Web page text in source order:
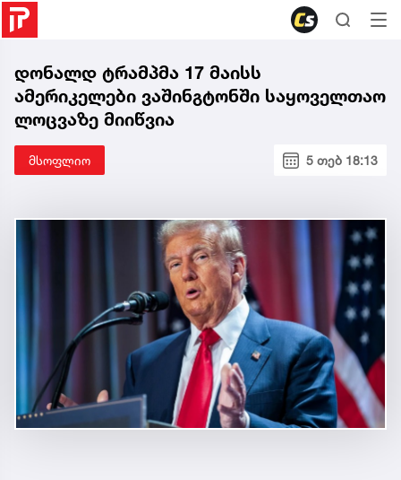
დონალდ ტრამპმა 17 მაისს
ამერიკელები ვაშინგტონში საყოველთაო
ლოცვაზე მიიწვია
მსოფლიო 5 თებ 18:13